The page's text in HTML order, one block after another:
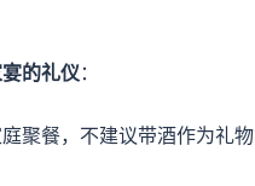
的礼仪 ：
聚餐，不建议带酒作为礼物